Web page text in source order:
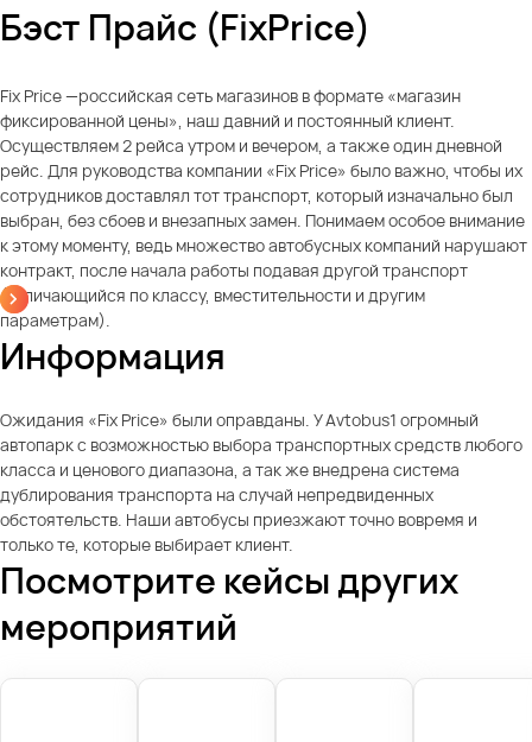
Бэст Прайс (FixPriсe)
Fix Price —российская сеть магазинов в формате «магазин
фиксированной цены», наш давний и постоянный клиент.
Осуществляем 2 рейса утром и вечером, а также один дневной
рейс. Для руководства компании «Fix Price» было важно, чтобы их
сотрудников доставлял тот транспорт, который изначально был
выбран, без сбоев и внезапных замен. Понимаем особое внимание
к этому моменту, ведь множество автобусных компаний нарушают
контракт, после начала работы подавая другой транспорт
(отличающийся по классу, вместительности и другим
параметрам).
Информация
Ожидания «Fix Price» были оправданы. У Avtobus1 огромный
автопарк с возможностью выбора транспортных средств любого
класса и ценового диапазона, а так же внедрена система
дублирования транспорта на случай непредвиденных
обстоятельств. Наши автобусы приезжают точно вовремя и
только те, которые выбирает клиент.
Посмотрите кейсы других
мероприятий